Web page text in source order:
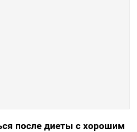
после диеты с хорошим